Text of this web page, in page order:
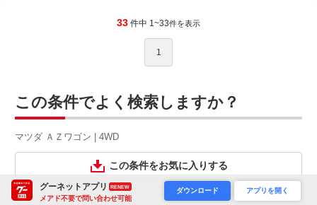
グーネットアプリ RENEW
メアド不要で問い合わせ可能
ダウンロード アプリを開く
33 件中 1~33件を表示
1
この条件でよく検索しますか？
マツダ ＡＺワゴン | 4WD
この条件をお気に入りする
新着お知らせメールに登録